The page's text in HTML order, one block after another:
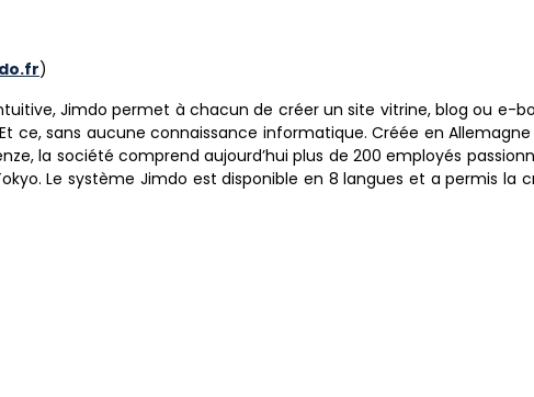
)
Jimdo permet à chacun de créer un site vitrine, blog ou e-
ce, sans aucune connaissance informatique. Créée en
la société comprend aujourd’hui plus de 200 employés
Le système Jimdo est disponible en 8 langues et a permis la